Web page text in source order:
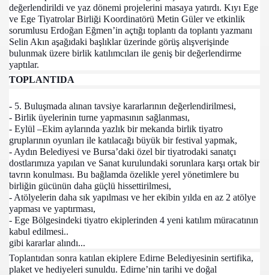
değerlendirildi ve yaz dönemi projelerini masaya yatırdı. Kıyı Ege
ve Ege Tiyatrolar Birliği Koordinatörü Metin Güler ve etkinlik
sorumlusu Erdoğan Eğmen’in açtığı toplantı da toplantı yazmanı
Selin Akın aşağıdaki başlıklar üzerinde görüş alışverişinde
bulunmak üzere birlik katılımcıları ile geniş bir değerlendirme
yaptılar.
TOPLANTIDA
- 5. Buluşmada alınan tavsiye kararlarının değerlendirilmesi,
- Birlik üyelerinin turne yapmasının sağlanması,
- Eylül –Ekim aylarında yazlık bir mekanda birlik tiyatro
gruplarının oyunları ile katılacağı büyük bir festival yapmak,
- Aydın Belediyesi ve Bursa’daki özel bir tiyatrodaki sanatçı
dostlarımıza yapılan ve Sanat kurulundaki sorunlara karşı ortak bir
tavrın konulması. Bu bağlamda özelikle yerel yönetimlere bu
birliğin gücünün daha güçlü hissettirilmesi,
- Atölyelerin daha sık yapılması ve her ekibin yılda en az 2 atölye
yapması ve yaptırması,
- Ege Bölgesindeki tiyatro ekiplerinden 4 yeni katılım müracatının
kabul edilmesi..
gibi kararlar alındı...
Toplantıdan sonra katılan ekiplere Edirne Belediyesinin sertifika,
plaket ve hediyeleri sunuldu. Edirne’nin tarihi ve doğal
Giriyor)
Jesti)
Boğdun Bizi)